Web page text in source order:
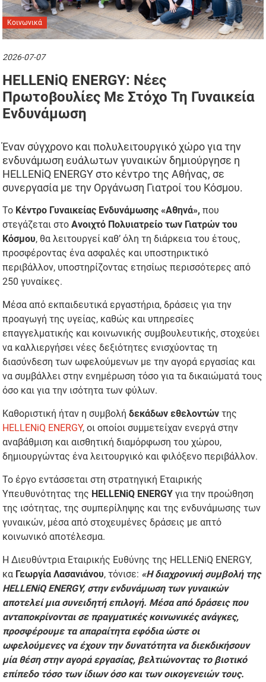
Κοινωνικά
2026-07-07
HELLENiQ ENERGY: Νέες
Πρωτοβουλίες Με Στόχο Τη Γυναικεία
Ενδυνάμωση
Έναν σύγχρονο και πολυλειτουργικό χώρο για την
ενδυνάμωση ευάλωτων γυναικών δημιούργησε η
HELLENiQ ENERGY στο κέντρο της Αθήνας, σε
συνεργασία με την Οργάνωση Γιατροί του Κόσμου.
Το Κέντρο Γυναικείας Ενδυνάμωσης «Αθηνά», που
στεγάζεται στοΑνοιχτό Πολυιατρείο των Γιατρών του
Κόσμου, θα λειτουργεί καθ’ όλη τη διάρκεια του έτους,
προσφέροντας ένα ασφαλές και υποστηρικτικό
περιβάλλον, υποστηρίζοντας ετησίως περισσότερες από
250 γυναίκες.
Μέσα από εκπαιδευτικά εργαστήρια, δράσεις για την
προαγωγή της υγείας, καθώς και υπηρεσίες
επαγγελματικής και κοινωνικής συμβουλευτικής, στοχεύει
να καλλιεργήσει νέες δεξιότητες ενισχύοντας τη
διασύνδεση των ωφελούμενων με την αγορά εργασίας και
να συμβάλλει στην ενημέρωση τόσο για τα δικαιώματά τους
όσο και για την ισότητα των φύλων.
Καθοριστική ήταν η συμβολήδεκάδων εθελοντών της
HELLENiQ ENERGY, οι οποίοι συμμετείχαν ενεργά στην
αναβάθμιση και αισθητική διαμόρφωση του χώρου,
δημιουργώντας ένα λειτουργικό και φιλόξενο περιβάλλον.
Το έργο εντάσσεται στη στρατηγική Εταιρικής
Υπευθυνότητας της HELLENiQ ENERGY για την προώθηση
της ισότητας, της συμπερίληψης και της ενδυνάμωσης των
γυναικών, μέσα από στοχευμένες δράσεις με απτό
κοινωνικό αποτέλεσμα.
Η Διευθύντρια Εταιρικής Ευθύνης της HELLENiQ ENERGY,
κα Γεωργία Λασανιάνου, τόνισε: «Η διαχρονική συμβολή της
HELLENiQ ENERGY, στην ενδυνάμωση των γυναικών
αποτελεί μια συνειδητή επιλογή. Μέσα από δράσεις που
ανταποκρίνονται σε πραγματικές κοινωνικές ανάγκες,
προσφέρουμε τα απαραίτητα εφόδια ώστε οι
ωφελούμενες να έχουν την δυνατότητα να διεκδικήσουν
μία θέση στην αγορά εργασίας, βελτιώνοντας το βιοτικό
επίπεδο τόσο των ίδιων όσο και των οικογενειών τους.